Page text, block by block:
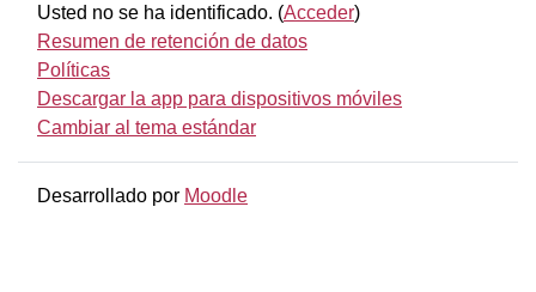
Usted no se ha identificado. (Acceder)
Resumen de retención de datos
Políticas
Descargar la app para dispositivos móviles
Cambiar al tema estándar
Desarrollado por Moodle